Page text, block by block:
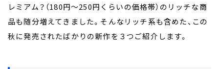
レミアム？（180円～250円くらいの価格帯）のリッチな商
品も随分増えてきました。そんなリッチ系も含めた、この
秋に発売されたばかりの新作を３つご紹介します。